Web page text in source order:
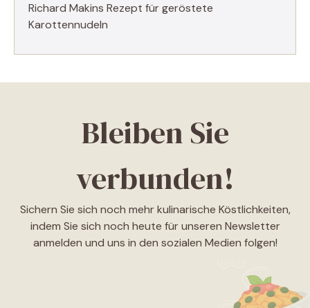
Richard Makins Rezept für geröstete
Karottennudeln
Bleiben Sie
verbunden!
Sichern Sie sich noch mehr kulinarische Köstlichkeiten,
indem Sie sich noch heute für unseren Newsletter
anmelden und uns in den sozialen Medien folgen!